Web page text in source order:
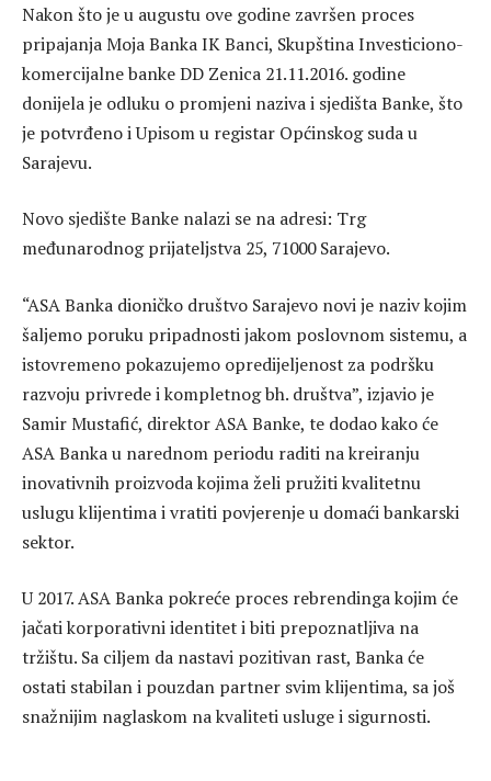
Nakon što je u augustu ove godine završen proces
pripajanja Moja Banka IK Banci, Skupština Investiciono-
komercijalne banke DD Zenica 21.11.2016. godine
donijela je odluku o promjeni naziva i sjedišta Banke, što
je potvrđeno i Upisom u registar Općinskog suda u
Sarajevu.
Novo sjedište Banke nalazi se na adresi: Trg
međunarodnog prijateljstva 25, 71000 Sarajevo.
“ASA Banka dioničko društvo Sarajevo novi je naziv kojim
šaljemo poruku pripadnosti jakom poslovnom sistemu, a
istovremeno pokazujemo opredijeljenost za podršku
razvoju privrede i kompletnog bh. društva”, izjavio je
Samir Mustafić, direktor ASA Banke, te dodao kako će
ASA Banka u narednom periodu raditi na kreiranju
inovativnih proizvoda kojima želi pružiti kvalitetnu
uslugu klijentima i vratiti povjerenje u domaći bankarski
sektor.
U 2017. ASA Banka pokreće proces rebrendinga kojim će
jačati korporativni identitet i biti prepoznatljiva na
tržištu. Sa ciljem da nastavi pozitivan rast, Banka će
ostati stabilan i pouzdan partner svim klijentima, sa još
snažnijim naglaskom na kvaliteti usluge i sigurnosti.